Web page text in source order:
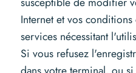
Internet et vos conditions
services nécessitant
Si vous refusez